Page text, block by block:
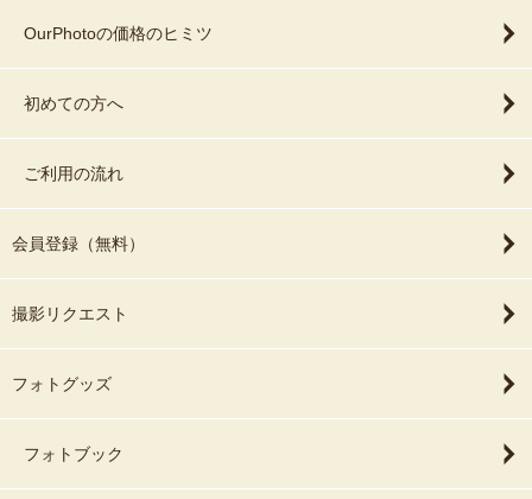
OurPhotoの価格のヒミツ
初めての方へ
ご利用の流れ
会員登録（無料）
撮影リクエスト
フォトグッズ
フォトブック